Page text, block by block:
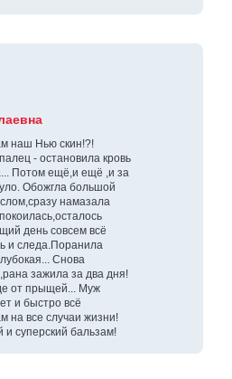
наш Нью скин!?!
- остановила кровь
Потом ещё,и ещё ,и за
Обожгла большой
намазала
день совсем всё
и следа.Поранила
Снова
зажила за два дня!
от прыщей... Муж
и быстро всё
на все случаи жизни!
суперский бальзам!